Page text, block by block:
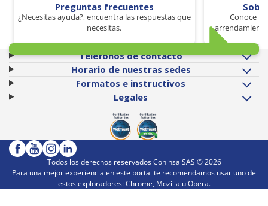
Preguntas frecuentes
¿Necesitas ayuda?, encuentra las respuestas que
necesitas.
Conoce
Teléfonos de contacto
Horario de nuestras sedes
Formatos e instructivos
Legales
Todos los derechos reservados Coninsa SAS ©2026
Para una mejor experiencia en este portal te recomendamos usar uno de
estos exploradores: Chrome, Mozilla u Opera.